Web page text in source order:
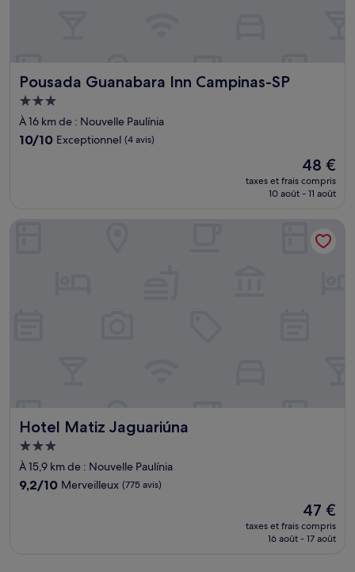
Pousada Guanabara Inn Campinas-SP
Pousada Guanabara Inn Campinas-SP
Hébergement
3.0 étoiles
À 16 km de : Nouvelle Paulínia
10.0
10/10 Exceptionnel (4 avis)
Le
nouveau
prix
48 €
48 €
taxes et frais compris
10 août - 11 août
Hotel Matiz Jaguariúna
Hotel Matiz Jaguariúna
Hébergement
3.0 étoiles
À 15,9 km de : Nouvelle Paulínia
9.2
9,2/10 Merveilleux (775 avis)
Le
nouveau
prix
47 €
taxes et frais compris
16 août - 17 août
Hotel Matiz Jaguariúna